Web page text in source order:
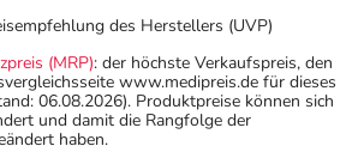
des Herstellers (UVP)
(MRP): der höchste Verkaufspreis, den
www.medipreis.de für dieses
06.08.2026). Produktpreise können sich
und damit die Rangfolge der
haben.